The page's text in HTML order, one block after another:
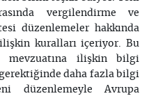
vergilendirme ve
düzenlemeler hakkında
ilişkin kuralları içeriyor. Bu
mevzuatına ilişkin bilgi
daha fazla bilgi
düzenlemeyle Avrupa